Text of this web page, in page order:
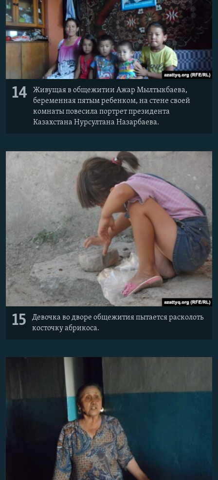
14
Живущая в общежитии Ажар Мылтыкбаева,
беременная пятым ребенком, на стене своей
комнаты повесила портрет президента
Казахстана Нурсултана Назарбаева.
15
Девочка во дворе общежития пытается расколоть
косточку абрикоса.